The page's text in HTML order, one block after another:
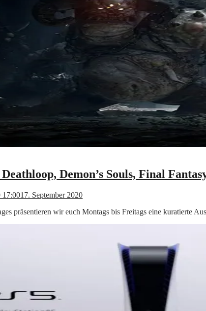
Demon’s Souls, Final
17:0017. September 2020
präsentieren wir euch Montags bis Freitags eine kuratierte